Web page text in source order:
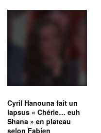
Cyril Hanouna fait un
lapsus « Chérie… euh
Shana » en plateau
selon Fabien